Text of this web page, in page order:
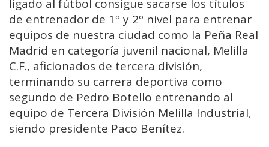
ligado al fútbol consigue sacarse los títulos
de entrenador de 1º y 2º nivel para entrenar
equipos de nuestra ciudad como la Peña Real
Madrid en categoría juvenil nacional, Melilla
C.F., aficionados de tercera división,
terminando su carrera deportiva como
segundo de Pedro Botello entrenando al
equipo de Tercera División Melilla Industrial,
siendo presidente Paco Benítez.